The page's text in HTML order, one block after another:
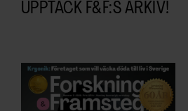
UPPTÄCK F&F:S ARKIV!